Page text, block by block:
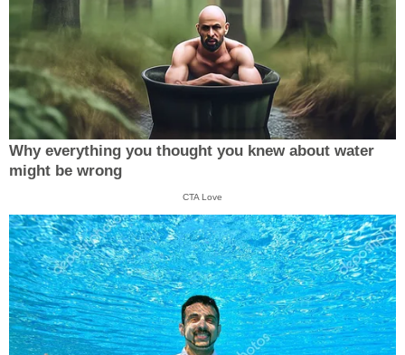
Why everything you thought you knew about water
might be wrong
CTA Love